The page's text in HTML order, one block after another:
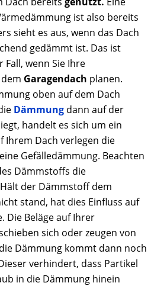
ist also bereits
sieht es aus, wenn das Dach
gedämmt ist. Das ist
Fall, wenn Sie Ihre
Garagendach planen.
oben auf dem Dach
Dämmung dann auf der
handelt es sich um ein
Ihrem Dach verlegen die
Gefälledämmung. Beachten
Dämmstoffs die
Hält der Dämmstoff dem
stand, hat dies Einfluss auf
Die Beläge auf Ihrer
sich oder zeugen von
Dämmung kommt dann noch
verhindert, dass Partikel
in die Dämmung hinein